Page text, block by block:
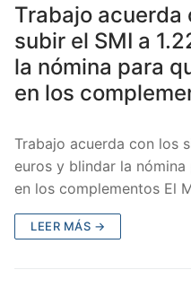
Trabajo
subir el SMI a
la nómina para
en los
Trabajo acuerda con los
euros y blindar la
en los complementos El
LEER MÁS →